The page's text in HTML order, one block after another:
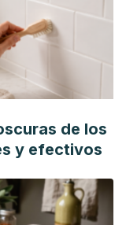
Latinoamericanos
de los
y efectivos